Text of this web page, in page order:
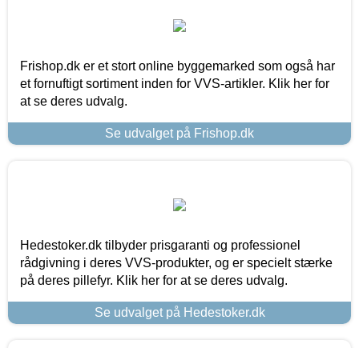
Frishop.dk er et stort online byggemarked som også har
et fornuftigt sortiment inden for VVS-artikler. Klik her for
at se deres udvalg.
Se udvalget på Frishop.dk
Hedestoker.dk tilbyder prisgaranti og professionel
rådgivning i deres VVS-produkter, og er specielt stærke
på deres pillefyr. Klik her for at se deres udvalg.
Se udvalget på Hedestoker.dk